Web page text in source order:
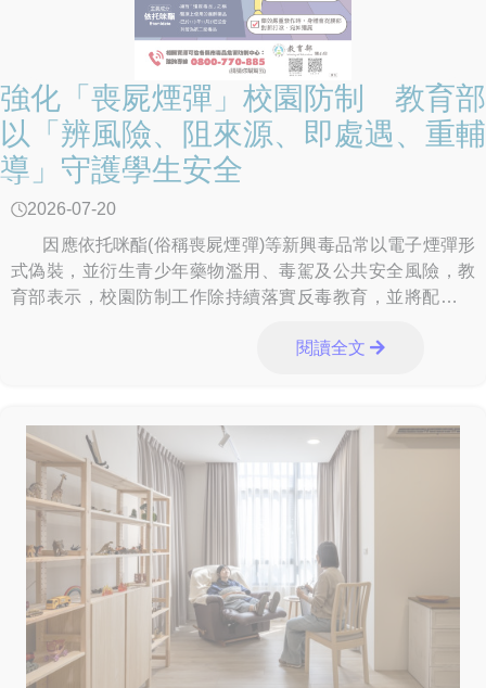
強化「喪屍煙彈」校園防制 教育部
以「辨風險、阻來源、即處遇、重輔
導」守護學生安全
2026-07-20
因應依托咪酯(俗稱喪屍煙彈)等新興毒品常以電子煙彈形
式偽裝，並衍生青少年藥物濫用、毒駕及公共安全風險，教
育部表示，校園防制工作除持續落實反毒教育，並將配合跨
閱讀全文